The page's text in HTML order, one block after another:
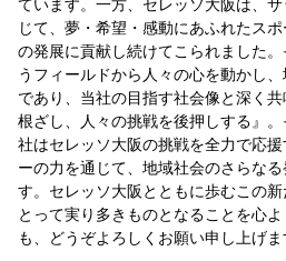
じて、夢・希望・感動にあふれたス
の発展に貢献し続けてこられました
うフィールドから人々の心を動かし
であり、当社の目指す社会像と深く
根ざし、人々の挑戦を後押しする』
社はセレッソ大阪の挑戦を全力で応
ーの力を通じて、地域社会のさらな
す。セレッソ大阪とともに歩むこの
とって実り多きものとなることを心
も、どうぞよろしくお願い申し上げま